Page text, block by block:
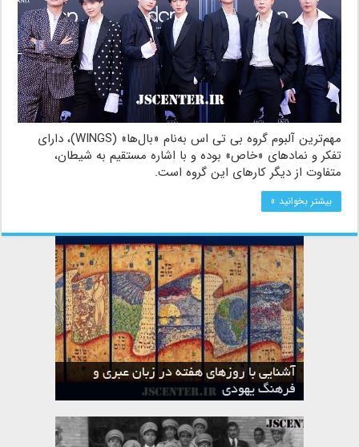
مهم‌ترین آلبوم گروه بی تی اس به‌نام «بال‌ها» (WINGS)، دارای
تفکر و نمادهای «خاص» بوده و با اشاره مستقیم به شیطان،
متفاوت از دیگر کارهای این گروه است.
بیشتر بخوانید »
آشنایی با روزهای هفته در زبان عبری و
فرهنگ یهودی
ماه نیسان در تقویم عبری و میراث یهود
تقویم عبری
ماه شواط در تقویم عبری و میراث یهود
ماه طوت در تقویم عبری و میراث یهود
ماه حشوان در تقویم عبری و میراث یهود
ماه تیشری در تقویم عبری و میراث یهود
ماه الول در تقویم عبری و میراث یهود